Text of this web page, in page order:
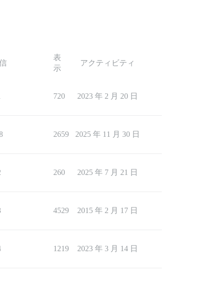
表
示
アクティビティ
720 2023 年 2 月 20 日
2659 2025 年 11 月 30 日
260 2025 年 7 月 21 日
4529 2015 年 2 月 17 日
1219 2023 年 3 月 14 日